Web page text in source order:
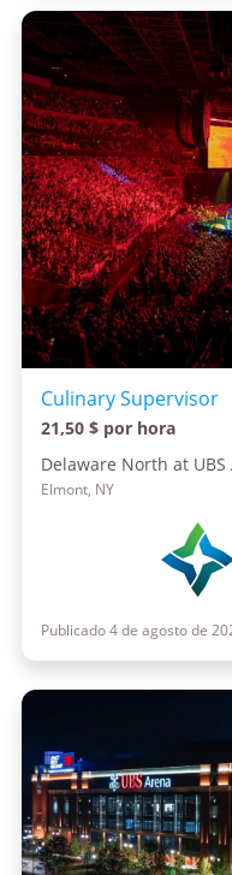
Culinary Supervisor
21,50 $ por hora
Delaware North at UBS
Elmont, NY
Publicado 4 de agosto de